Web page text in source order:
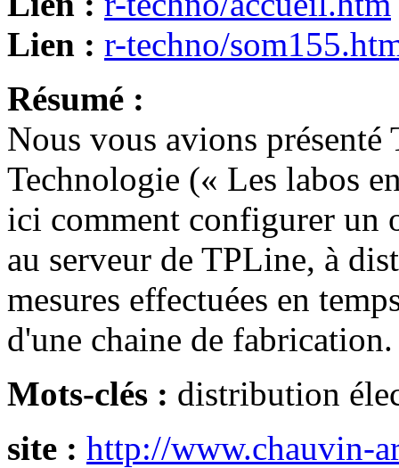
Lien : r-techno/
Résumé :
Nous vous avions
Technologie (« Les labos
ici comment configurer un
au serveur de TPLine, à
mesures effectuées en
d'une chaine de fabrication.
Mots-clés : distribution
site : http://www.chauvin-